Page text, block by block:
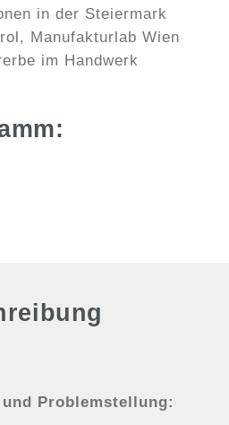
in der Steiermark
Manufakturlab Wien
im Handwerk
Problemstellung: